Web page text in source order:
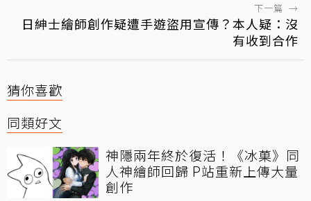
下一篇 →
日紳士繪師創作疑遭手遊盜用宣傳？本人疑：沒
有收到合作
猜你喜歡
同類好文
神隱兩年終於復活！《冰菓》同
人神繪師回歸 P站重新上傳大量
創作